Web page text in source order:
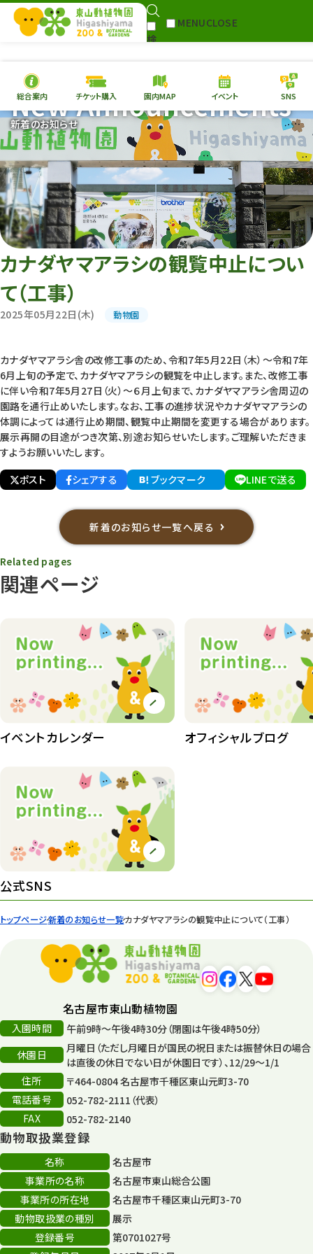
検
MENUCLOSE
本日の開園情報 チケ
園内MAP イベント
総合案内
動物園 植物園
再生プラン
東山動植物園
への支援
環境教育
総合案内 チケット購入 園内MAP イベント SNS
新着のお知らせ
New Announcements
トップページ新着のお知らせ一覧カナダヤマアラシの観覧中止について（工事）
カナダヤマアラシの観覧中止につい
て（工事）
2025年05月22日(木) 動物園
カナダヤマアラシ舎の改修工事のため、令和7年5月22日（木）～令和7年
6月上旬の予定で、カナダヤマアラシの観覧を中止します。また、改修工事
に伴い令和7年5月27日（火）～６月上旬まで、カナダヤマアラシ舎周辺の
園路を通行止めいたします。なお、工事の進捗状況やカナダヤマアラシの
体調によっては通行止め期間、観覧中止期間を変更する場合があります。
展示再開の目途がつき次第、別途お知らせいたします。ご理解いただきま
すようお願いいたします。
ポスト
シェアする ブックマーク LINEで送る
新着のお知らせ一覧へ戻る
関連ページ
Related pages
イベントカレンダー オフィシャルブログ
公式SNS
名古屋市東山動植物園
入園時間
午前9時～午後4時30分（閉園は午後4時50分）
休園日
月曜日（ただし月曜日が国民の祝日または振替休日の場合
は直後の休日でない日が休園日です）、12/29～1/1
住所
〒464-0804 名古屋市千種区東山元町3-70
電話番号
052-782-2111（代表）
FAX
052-782-2140
動物取扱業登録
名称
名古屋市
事業所の名称
名古屋市東山総合公園
事業所の所在地
名古屋市千種区東山元町3-70
動物取扱業の種別
展示
登録番号
第0701027号